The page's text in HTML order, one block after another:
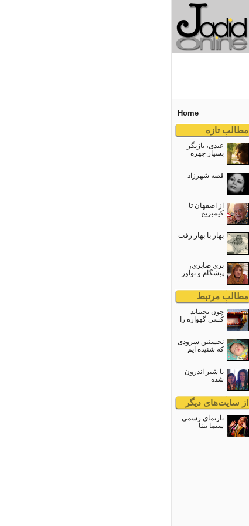
Home
مطالب تازه
عبدی، بازیگر
بسیار چهره
قصه شهرزاد
از اصفهان تا
کیمبریج
بهار با بهار رفت
پری صابری،
پیشگام و نوآور
مطالب مرتبط
چون بجنباند
كسى گهواره را
نخستین سرودی
که شنیده ایم
با شیر اندرون
شده
از سایت‌های دیگر
تارنمای رسمی
سيما بينا